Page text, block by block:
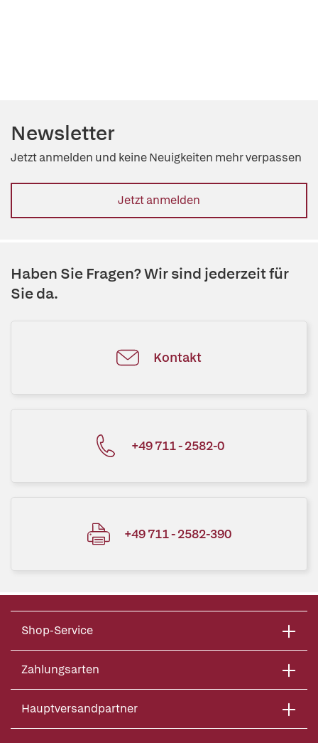
Newsletter
Jetzt anmelden und keine Neuigkeiten mehr verpassen
Jetzt anmelden
Haben Sie Fragen? Wir sind jederzeit für
Sie da.
Kontakt
+49 711 - 2582-0
+49 711 - 2582-390
Shop-Service
Zahlungsarten
Hauptversandpartner